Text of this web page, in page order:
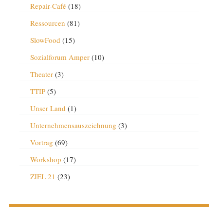
Repair-Café(18)
Ressourcen (81)
SlowFood (15)
Sozialforum Amper(10)
Theater(3)
TTIP(5)
Unser Land (1)
Unternehmensauszeichnung (3)
Vortrag (69)
Workshop (17)
ZIEL 21 (23)